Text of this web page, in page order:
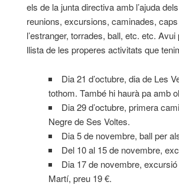
els de la junta directiva amb l’ajuda
reunions, excursions, caminades,
l’estranger, torrades, ball, etc. etc.
llista de les properes activitats que
Dia 21 d’octubre, dia de Les
tothom. També hi haurà pa amb
Dia 29 d’octubre, primera
Negre de Ses Voltes.
Dia 5 de novembre, ball per
Del 10 al 15 de novembre,
Dia 17 de novembre,
Martí, preu 19 €.